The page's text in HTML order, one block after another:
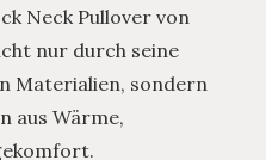
Neck Pullover von
nur durch seine
Materialien, sondern
aus Wärme,